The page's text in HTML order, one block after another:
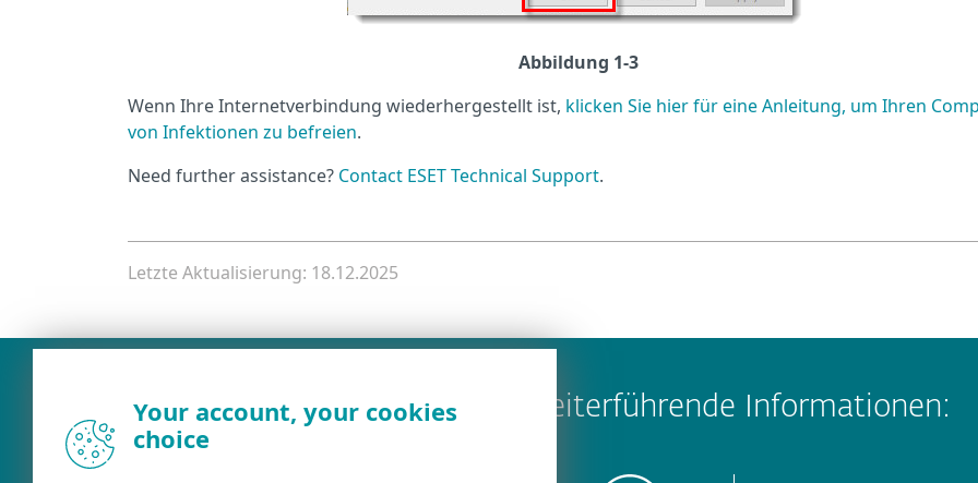
Abbildung 1-3
Wenn Ihre Internetverbindung wiederhergestellt ist, klicken Sie hier für eine Anleitung, um Ihren
von Infektionen zu befreien.
Need further assistance? Contact ESET Technical Support.
Letzte Aktualisierung: 18.12.2025
Weiterführende Informationen:
Your account, your cookies
choice